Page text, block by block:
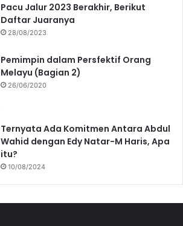
Pacu Jalur 2023 Berakhir, Berikut
Daftar Juaranya
28/08/2023
Pemimpin dalam Persfektif Orang
Melayu (Bagian 2)
26/06/2020
Ternyata Ada Komitmen Antara Abdul
Wahid dengan Edy Natar-M Haris, Apa
itu?
10/08/2024